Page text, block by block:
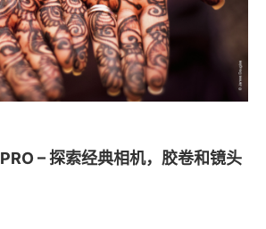
– 探索经典相机，胶卷和镜头